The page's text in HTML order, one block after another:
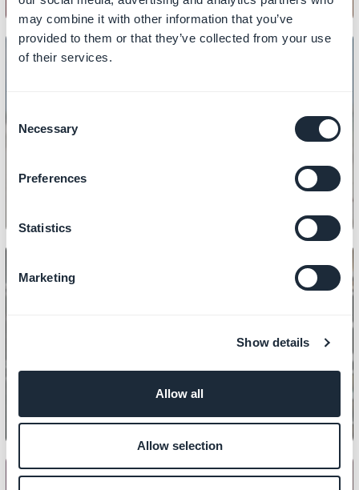
may combine it with other information that you’ve
provided to them or that they’ve collected from your use
of their services.
Consent
Selection
Necessary
Preferences
Statistics
Marketing
Show details
Allow all
Allow selection
Cómo personalizar los iconos
Cómo diseñar las secciones de tu